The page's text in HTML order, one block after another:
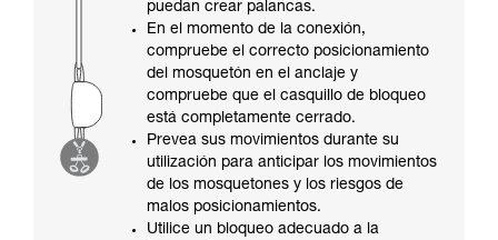
puedan crear palancas.
En el momento de la conexión,
compruebe el correcto posicionamiento
del mosquetón en el anclaje y
compruebe que el casquillo de bloqueo
está completamente cerrado.
Prevea sus movimientos durante su
utilización para anticipar los movimientos
de los mosquetones y los riesgos de
malos posicionamientos.
Utilice un bloqueo adecuado a la